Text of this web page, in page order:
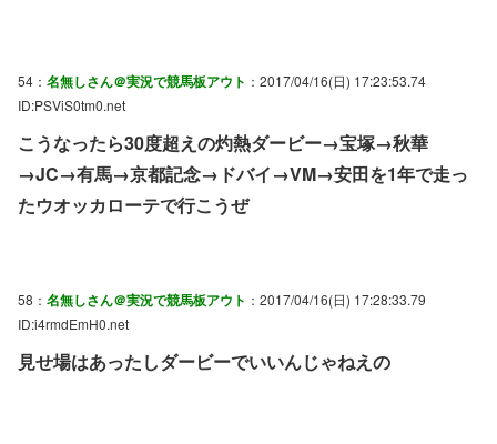
54： 名無しさん＠実況で競馬板アウト ：2017/04/16(日) 17:23:53.74
ID:PSViS0tm0.net
こうなったら30度超えの灼熱ダービー→宝塚→秋華
→JC→有馬→京都記念→ドバイ→VM→安田を1年で走っ
たウオッカローテで行こうぜ
58： 名無しさん＠実況で競馬板アウト ：2017/04/16(日) 17:28:33.79
ID:i4rmdEmH0.net
見せ場はあったしダービーでいいんじゃねえの